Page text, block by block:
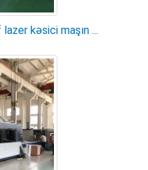
kəsici maşın ...